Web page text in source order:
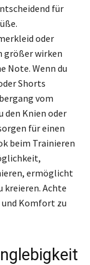
für
oder
größer wirken
Note. Wenn du
Shorts
vom
den Knien oder
für einen
beim Trainieren
ermöglicht
Achte
und Komfort zu